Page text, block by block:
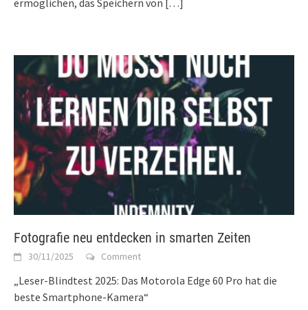
ermöglichen, das Speichern von […]
Fotografie neu entdecken in smarten Zeiten
30/11/2025 Comment
„Leser-Blindtest 2025: Das Motorola Edge 60 Pro hat die
beste Smartphone-Kamera“